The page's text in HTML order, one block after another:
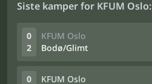
Siste kamper for KFUM Oslo:
0
2
KFUM Oslo
Bodø/Glimt
0
KFUM Oslo